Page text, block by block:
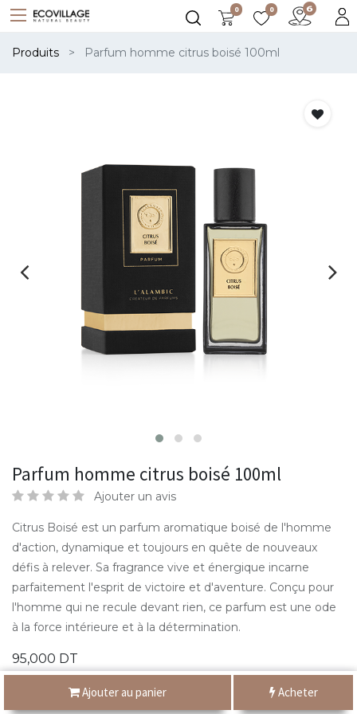
0 0
Produits Parfum homme citrus boisé 100ml
Ajouter au panier Acheter
Parfum homme citrus boisé 100ml
Ajouter un avis
Citrus Boisé est un parfum aromatique boisé de l'homme
d'action, dynamique et toujours en quête de nouveaux
défis à relever. Sa fragrance vive et énergique incarne
parfaitement l'esprit de victoire et d'aventure. Conçu pour
l'homme qui ne recule devant rien, ce parfum est une ode
à la force intérieure et à la détermination.
95,000 DT